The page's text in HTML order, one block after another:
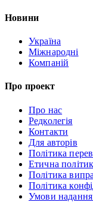
Новини
Україна
Міжнародні
Компаній
Про проект
Про нас
Редколегія
Контакти
Для авторів
Політика
Етична
Політика
Політика
Умови